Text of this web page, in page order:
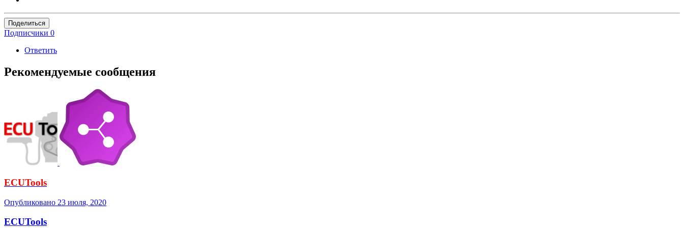
Поделиться
Подписчики 0
Ответить
Рекомендуемые сообщения
ECUTools
Опубликовано 23 июля, 2020
ECUTools